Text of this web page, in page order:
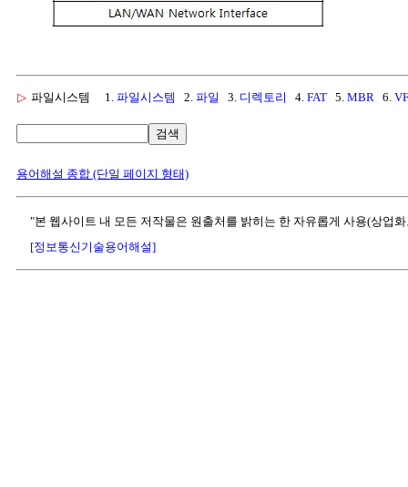
▷ 파일시스템 1. 파일시스템 2. 파일 3. 디렉토리 4. FAT 5. MBR 6.
검색
용어해설 종합 (단일 페이지 형태)
"본 웹사이트 내 모든 저작물은 원출처를 밝히는 한 자유롭게 사용(상업
[정보통신기술용어해설]